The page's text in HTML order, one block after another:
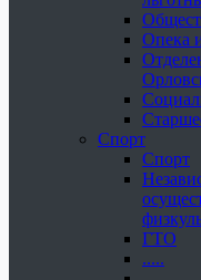
Опека
Спорт
Спорт
ГТО
.....